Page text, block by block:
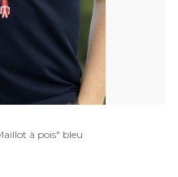
à pois" bleu